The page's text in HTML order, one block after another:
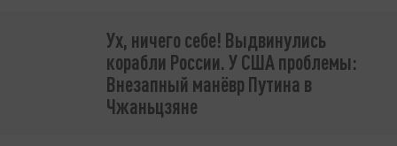
Ух, ничего себе! Выдвинулись
корабли России. У США проблемы:
Внезапный манёвр Путина в
Чжаньцзяне